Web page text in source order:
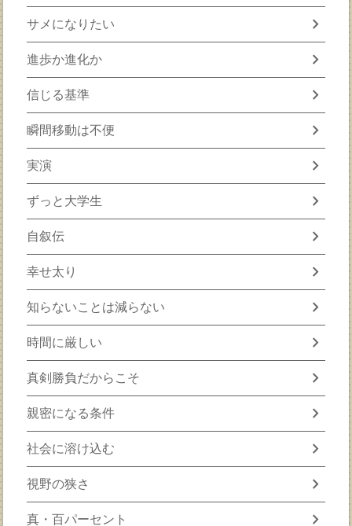
サメになりたい chevron_right
進歩か進化か chevron_right
信じる基準 chevron_right
瞬間移動は不便 chevron_right
実演 chevron_right
ずっと大学生 chevron_right
自叙伝 chevron_right
幸せ太り chevron_right
知らないことは減らない chevron_right
時間に厳しい chevron_right
真剣勝負だからこそ chevron_right
親密になる条件 chevron_right
社会に溶け込む chevron_right
視野の狭さ chevron_right
真・百パーセント chevron_right